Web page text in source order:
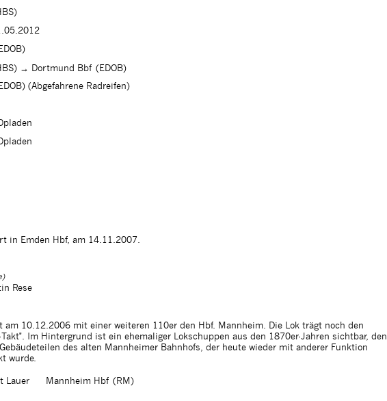
→ Dortmund Bbf (EDOB)
(Abgefahrene Radreifen)
in Emden Hbf, am 14.11.2007.
Rese
am 10.12.2006 mit einer weiteren 110er den Hbf. Mannheim. Die Lok trägt noch den
Takt". Im Hintergrund ist ein ehemaliger Lokschuppen aus den 1870er-Jahren sichtbar, den
des alten Mannheimer Bahnhofs, der heute wieder mit anderer Funktion
wurde.
Lauer Mannheim Hbf (RM)